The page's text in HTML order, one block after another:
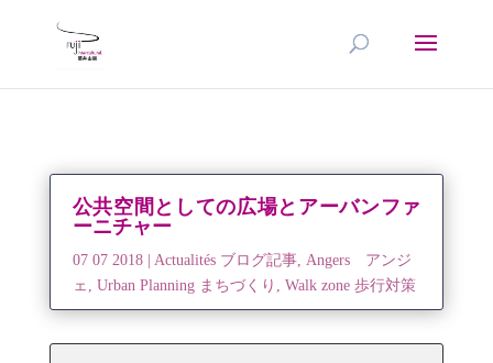
公共空間としての広場とアーバンファ
ーニチャー
07 07 2018| Actualités ブログ記事, Angers アンジ
ェ , Urban Planning まちづくり , Walk zone 歩行対策